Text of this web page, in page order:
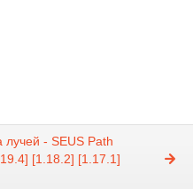
лучей - SEUS Path
[1.18.2] [1.17.1]